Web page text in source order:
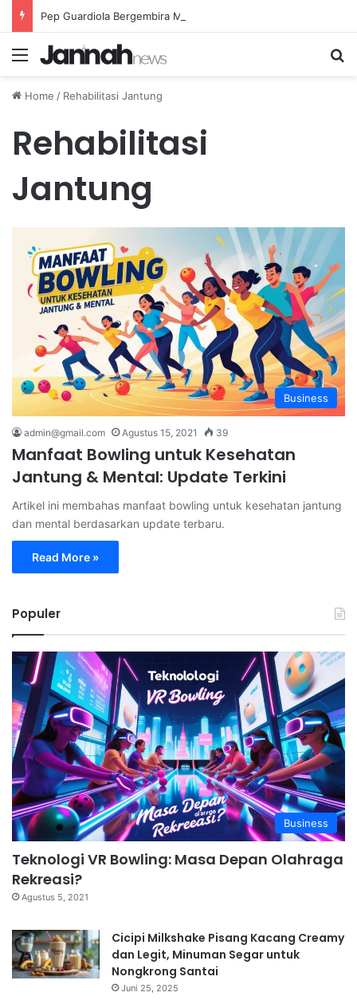
Menu
Home / Rehabilitasi Jantung
Rehabilitasi
Jantung
Business
admin@gmail.com Agustus 15, 2021 39
Manfaat Bowling untuk Kesehatan
Jantung & Mental: Update Terkini
Artikel ini membahas manfaat bowling untuk kesehatan jantung
dan mental berdasarkan update terbaru.
Read More »
Populer
Business
Teknologi VR Bowling: Masa Depan Olahraga
Rekreasi?
Agustus 5, 2021
Cicipi Milkshake Pisang Kacang Creamy
dan Legit, Minuman Segar untuk
Nongkrong Santai
Juni 25, 2025